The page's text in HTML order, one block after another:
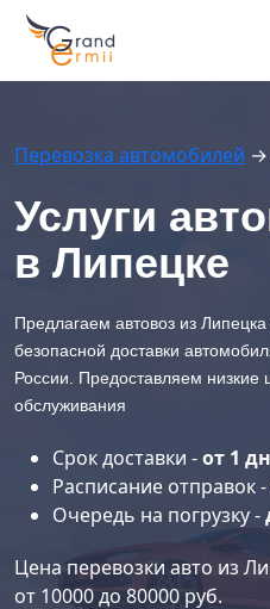
Маршруты
+7 964
г.
Перевозка автомобилей →
Услуги
в Липецке
Предлагаем автовоз из
безопасной доставки
России. Предоставляем низкие
обслуживания
Срок доставки -от 1
Расписание отправок -
Очередь на погрузку -
Цена перевозки авто из
от 10000до80000руб.